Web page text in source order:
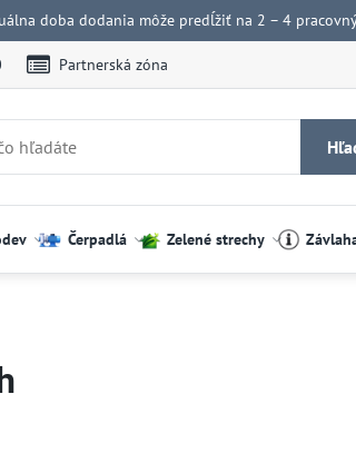
doba dodania môže predĺžiť na 2 – 4
Partnerská zóna
Čerpadlá Zelené strechy